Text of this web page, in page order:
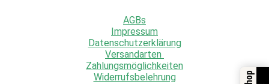
AGBs
Impressum
Datenschutzerklärung
Versandarten
Zahlungsmöglichkeiten
Widerrufsbelehrung